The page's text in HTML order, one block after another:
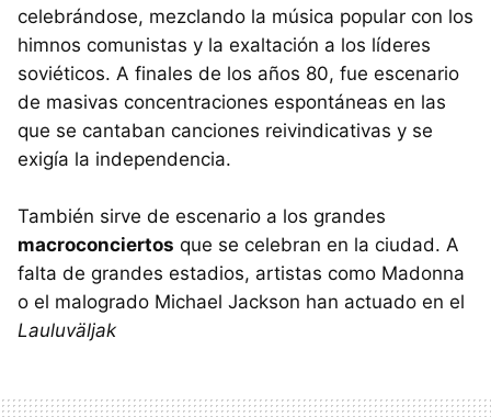
celebrándose, mezclando la música popular con los
himnos comunistas y la exaltación a los líderes
soviéticos. A finales de los años 80, fue escenario
de masivas concentraciones espontáneas en las
que se cantaban canciones reivindicativas y se
exigía la independencia.
También sirve de escenario a los grandes
macroconciertos que se celebran en la ciudad. A
falta de grandes estadios, artistas como Madonna
o el malogrado Michael Jackson han actuado en el
Lauluväljak